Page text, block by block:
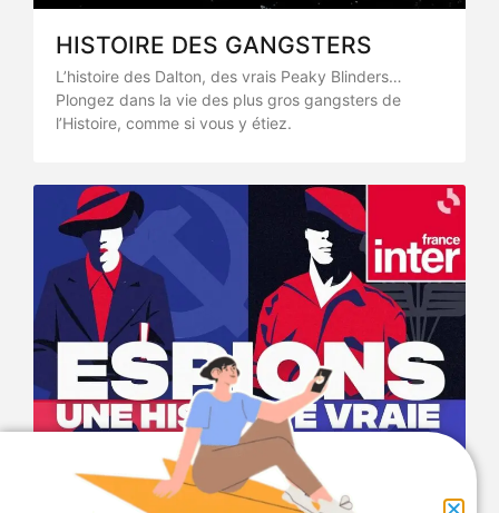
HISTOIRE DES GANGSTERS
L’histoire des Dalton, des vrais Peaky Blinders…
Plongez dans la vie des plus gros gangsters de
l’Histoire, comme si vous y étiez.